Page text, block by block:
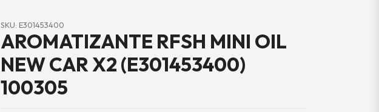
SKU: E301453400
AROMATIZANTE RFSH MINI OIL
NEW CAR X2 (E301453400)
100305